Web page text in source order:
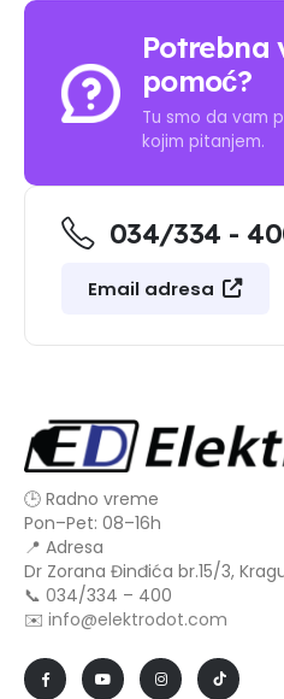
Potrebna
pomoć?
Tu smo da vam
kojim pitanjem.
034/334 -
Email adresa
🕒 Radno vreme
Pon–Pet: 08–16h
📍 Adresa
Dr Zorana Đinđića br.15/3,
📞 034/334 – 400
✉️ info@elektrodot.com